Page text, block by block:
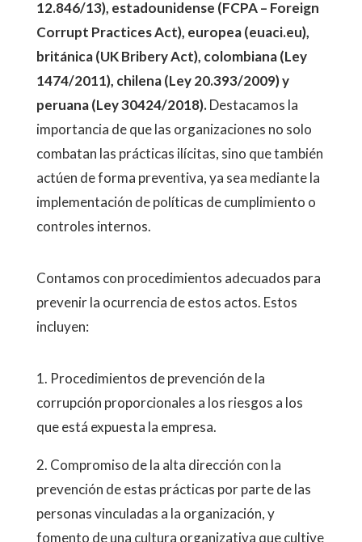
12.846/13), estadounidense (FCPA – Foreign
Corrupt Practices Act), europea (euaci.eu),
británica (UK Bribery Act), colombiana (Ley
1474/2011), chilena (Ley 20.393/2009) y
peruana (Ley 30424/2018).Destacamos la
importancia de que las organizaciones no solo
combatan las prácticas ilícitas, sino que también
actúen de forma preventiva, ya sea mediante la
implementación de políticas de cumplimiento o
controles internos.
Contamos con procedimientos adecuados para
prevenir la ocurrencia de estos actos. Estos
incluyen:
1. Procedimientos de prevención de la
corrupción proporcionales a los riesgos a los
que está expuesta la empresa.
2. Compromiso de la alta dirección con la
prevención de estas prácticas por parte de las
personas vinculadas a la organización, y
fomento de una cultura organizativa que cultive